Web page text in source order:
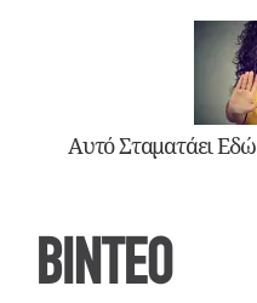
Αυτό Σταματάει Εδώ
ΒΙΝΤΕΟ